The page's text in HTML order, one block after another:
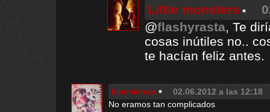
Little monsters
@flashyrasta, Te
cosas inútiles no..
te hacían feliz antes.
kimmichan
02.06.2012 a las 12:18
No eramos tan complicados